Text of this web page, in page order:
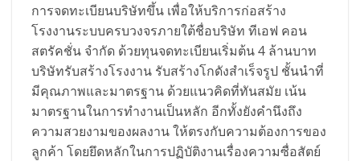
การจดทะเบียนบริษัทขึ้น เพื่อให้บริการก่อสร้าง
โรงงานระบบครบวงจรภายใต้ชื่อบริษัท ทีเอฟ คอน
สตรัคชั่น จำกัด ด้วยทุนจดทะเบียนเริ่มต้น 4 ล้านบาท
บริษัทรับสร้างโรงงาน รับสร้างโกดังสำเร็จรูป ชั้นนำที่
มีคุณภาพและมาตรฐาน ด้วยแนวคิดที่ทันสมัย เน้น
มาตรฐานในการทำงานเป็นหลัก อีกทั้งยังคำนึงถึง
ความสวยงามของผลงาน ให้ตรงกับความต้องการของ
ลูกค้า โดยยึดหลักในการปฏิบัติงานเรื่องความซื่อสัตย์